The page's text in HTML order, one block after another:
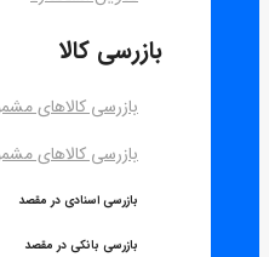
بازرسی کالا
بازرسی کالاهای
بازرسی کالاهای
بازرسی اسنادی در مقصد
بازرسی بانکی در مقصد